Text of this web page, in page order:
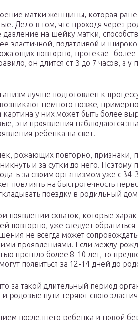
матки женщины, которая
Дело в том, что проходя через
на шейку матки,
эластичной, податливой и
повторно, протекает более
он длится от 3 до 7 часов, а
лучше подготовлен к
немного позже,
картина у них может быть более
эти проявления наблюдаются
ребенка на свет.
рожающих повторно,
и за сутки до него.
за своим организмом уже с 34-
повлиять на быстротечность
поездку в родильный
появлении схваток, которые
уже следует обратиться
не всегда может
проявлениями. Если между
прошло более 8-10 лет, то
появиться за 12-14 дней до
за такой длительный период
и родовые пути теряют свою
последнего ребенка и новой